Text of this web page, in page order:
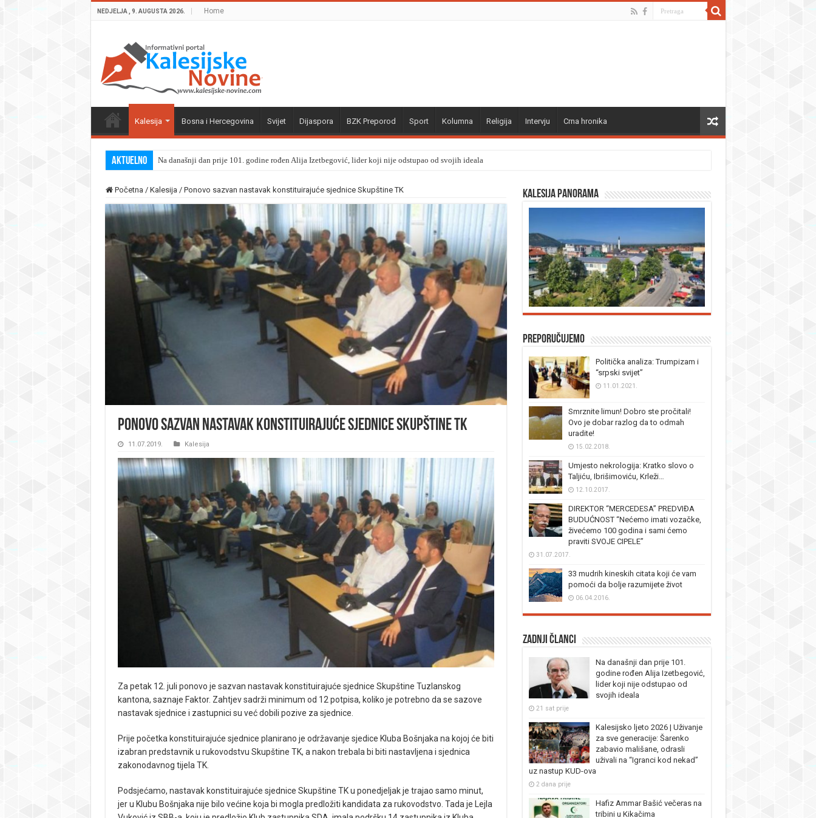
NEDJELJA , 9. AUGUSTA 2026. Home
Kalesija Bosna i Hercegovina Svijet Dijaspora BZK Preporod Sport Kolumna Religija Intervju Crna hronika
Aktuelno Na današnji dan prije 101. godine rođen Alija Izetbegović, lider koji nije odstupao od svojih ideala
Početna / Kalesija / Ponovo sazvan nastavak konstituirajuće sjednice Skupštine TK
Ponovo sazvan nastavak konstituirajuće sjednice Skupštine TK
11.07.2019. Kalesija
Za petak 12. juli ponovo je sazvan nastavak konstituirajuće sjednice Skupštine Tuzlanskog
kantona, saznaje Faktor. Zahtjev sadrži minimum od 12 potpisa, koliko je potrebno da se sazove
nastavak sjednice i zastupnici su već dobili pozive za sjednice.
Prije početka konstituirajuće sjednice planirano je održavanje sjedice Kluba Bošnjaka na kojoj će biti
izabran predstavnik u rukovodstvu Skupštine TK, a nakon trebala bi biti nastavljena i sjednica
zakonodavnog tijela TK.
Podsjećamo, nastavak konstituirajuće sjednice Skupštine TK u ponedjeljak je trajao samo minut,
jer u Klubu Bošnjaka nije bilo većine koja bi mogla predložiti kandidata za rukovodstvo. Tada je Lejla
Kalesija panorama
Preporučujemo
Politička analiza: Trumpizam i
“srpski svijet”
11.01.2021.
Smrznite limun! Dobro ste pročitali!
Ovo je dobar razlog da to odmah
uradite!
15.02.2018.
Umjesto nekrologija: Kratko slovo o
Taljiću, Ibrišimoviću, Krleži…
12.10.2017.
DIREKTOR “MERCEDESA” PREDVIĐA
BUDUĆNOST “Nećemo imati vozačke,
živećemo 100 godina i sami ćemo
praviti SVOJE CIPELE”
31.07.2017.
33 mudrih kineskih citata koji će vam
pomoći da bolje razumijete život
06.04.2016.
Zadnji članci
Na današnji dan prije 101.
godine rođen Alija Izetbegović,
lider koji nije odstupao od
svojih ideala
21 sat prije
Kalesijsko ljeto 2026 | Uživanje
za sve generacije: Šarenko
zabavio mališane, odrasli
uživali na “Igranci kod nekad”
uz nastup KUD-ova
2 dana prije
Hafiz Ammar Bašić večeras na
tribini u Kikačima